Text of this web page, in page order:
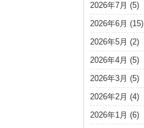
2026年7月 (5)
2026年6月 (15)
2026年5月 (2)
2026年4月 (5)
2026年3月 (5)
2026年2月 (4)
2026年1月 (6)